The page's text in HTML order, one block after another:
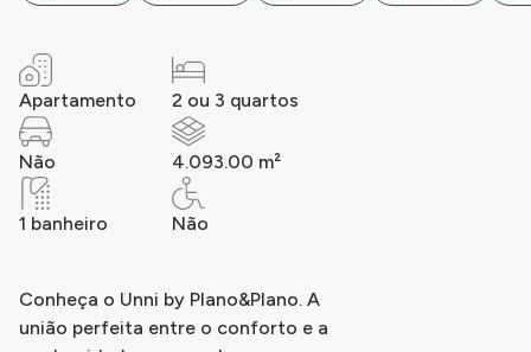
Apartamento 2 ou 3 quartos
Não 4.093.00 m²
1 banheiro Não
Conheça o Unni by Plano&Plano. A
união perfeita entre o conforto e a